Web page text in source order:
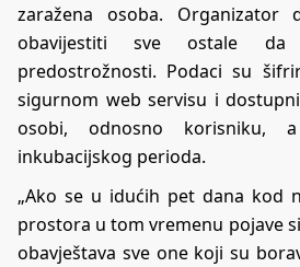
zaražena osoba. Organizator
obavijestiti sve ostale da
predostrožnosti. Podaci su
sigurnom web servisu i
osobi, odnosno korisniku,
inkubacijskog perioda.
„Ako se u idućih pet dana kod
prostora u tom vremenu pojave
obavještava sve one koji su